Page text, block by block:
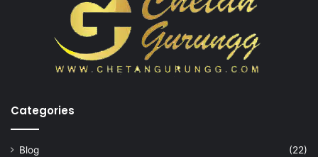
Categories
Blog
(22)